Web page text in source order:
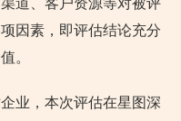
道、客户资源等对被评
因素，即评估结论充分
。
业，本次评估在星图深